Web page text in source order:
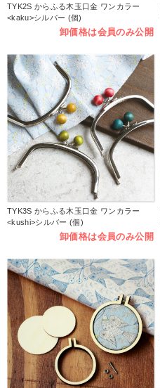
TYK2S からふる木玉口金 ワンカラー
<kaku>シルバー (個)
卸価格は会員のみ公開
TYK3S からふる木玉口金 ワンカラー
<kushi>シルバー (個)
卸価格は会員のみ公開